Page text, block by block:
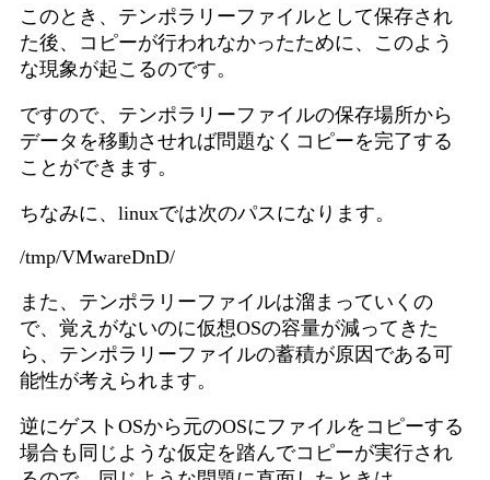
このとき、テンポラリーファイルとして保存され
た後、コピーが行われなかったために、このよう
な現象が起こるのです。
ですので、テンポラリーファイルの保存場所から
データを移動させれば問題なくコピーを完了する
ことができます。
ちなみに、linuxでは次のパスになります。
/tmp/VMwareDnD/
また、テンポラリーファイルは溜まっていくの
で、覚えがないのに仮想OSの容量が減ってきた
ら、テンポラリーファイルの蓄積が原因である可
能性が考えられます。
逆にゲストOSから元のOSにファイルをコピーする
場合も同じような仮定を踏んでコピーが実行され